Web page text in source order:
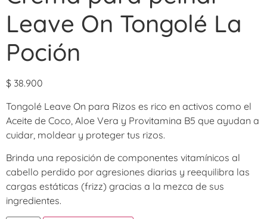
Leave On Tongolé La
Poción
$ 38.900
Tongolé Leave On para Rizos es rico en activos como el
Aceite de Coco, Aloe Vera y Provitamina B5 que ayudan a
cuidar, moldear y proteger tus rizos.
Brinda una reposición de componentes vitamínicos al
cabello perdido por agresiones diarias y reequilibra las
cargas estáticas (frizz) gracias a la mezca de sus
ingredientes.